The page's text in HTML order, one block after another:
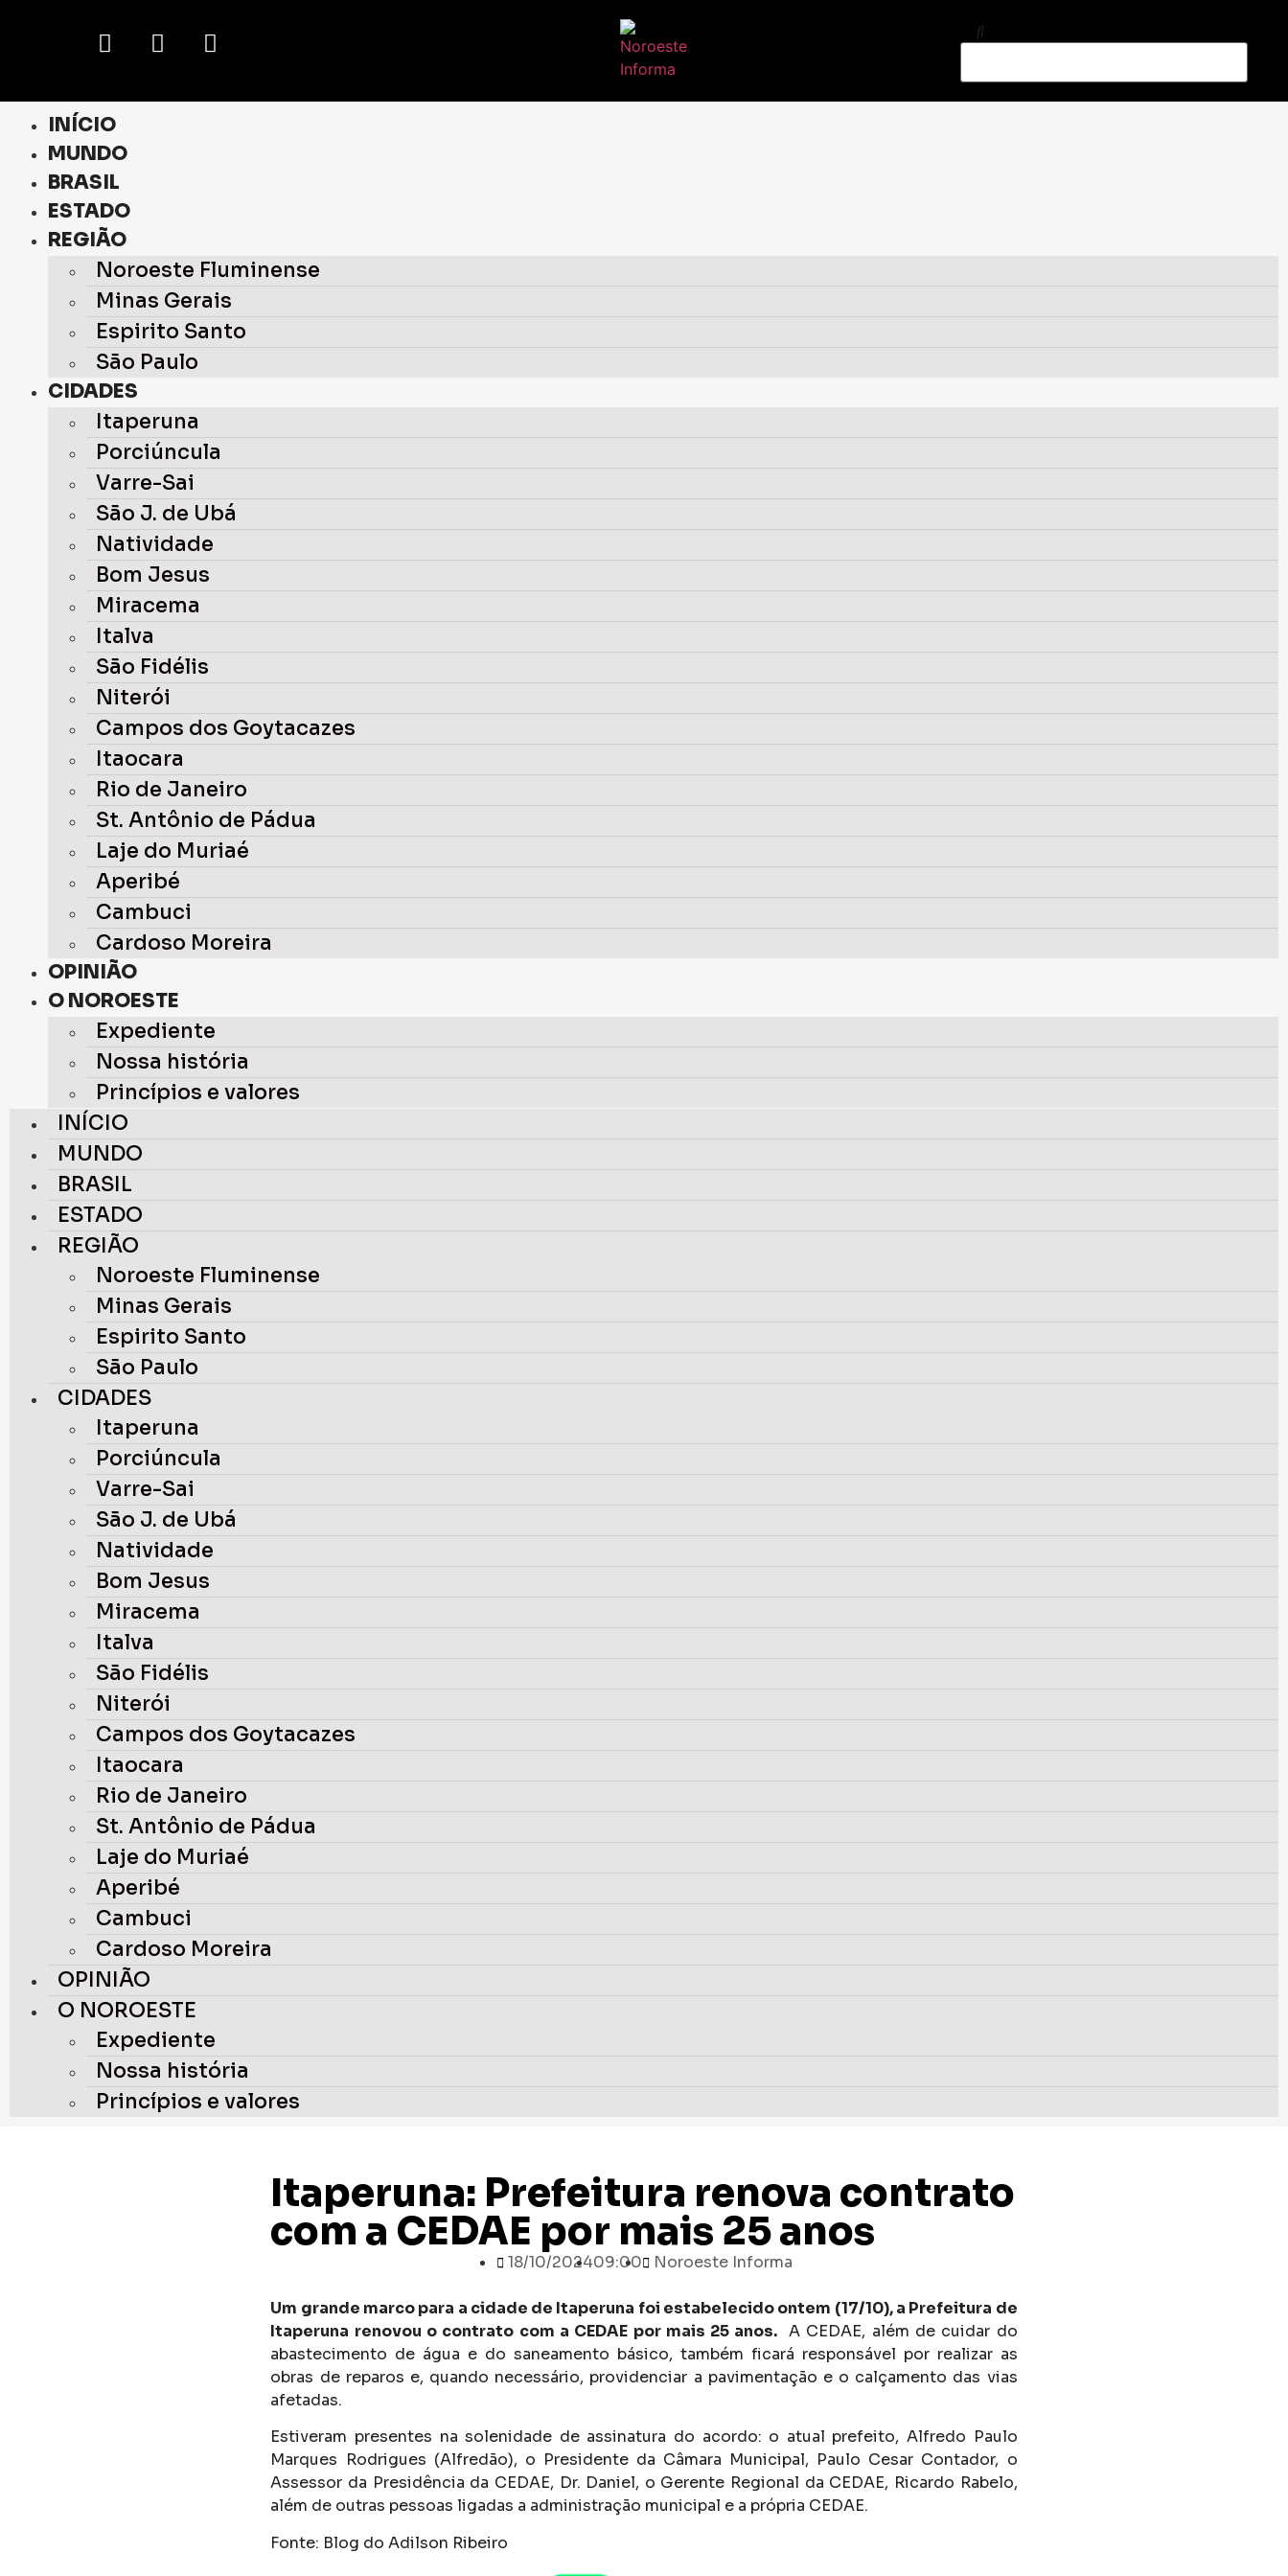
INÍCIO
MUNDO
BRASIL
ESTADO
REGIÃO
Noroeste Fluminense
Minas Gerais
Espirito Santo
São Paulo
CIDADES
Itaperuna
Porciúncula
Varre-Sai
São J. de Ubá
Natividade
Bom Jesus
Miracema
Italva
São Fidélis
Niterói
Campos dos Goytacazes
Itaocara
Rio de Janeiro
St. Antônio de Pádua
Laje do Muriaé
Aperibé
Cambuci
Cardoso Moreira
OPINIÃO
O NOROESTE
Expediente
Nossa história
Princípios e valores
INÍCIO
MUNDO
BRASIL
ESTADO
REGIÃO
Noroeste Fluminense
Minas Gerais
Espirito Santo
São Paulo
CIDADES
Itaperuna
Porciúncula
Varre-Sai
São J. de Ubá
Natividade
Bom Jesus
Miracema
Italva
São Fidélis
Niterói
Campos dos Goytacazes
Itaocara
Rio de Janeiro
St. Antônio de Pádua
Laje do Muriaé
Aperibé
Cambuci
Cardoso Moreira
OPINIÃO
O NOROESTE
Expediente
Nossa história
Princípios e valores
Itaperuna: Prefeitura renova contrato
com a CEDAE por mais 25 anos
18/10/202409:00 Noroeste Informa
Um grande marco para a cidade de Itaperuna foi estabelecido ontem (17/10), a Prefeitura de
Itaperuna renovou o contrato com a CEDAE por mais 25 anos. A CEDAE, além de cuidar do
abastecimento de água e do saneamento básico, também ficará responsável por realizar as
obras de reparos e, quando necessário, providenciar a pavimentação e o calçamento das vias
afetadas.
Estiveram presentes na solenidade de assinatura do acordo: o atual prefeito, Alfredo Paulo
Marques Rodrigues (Alfredão), o Presidente da Câmara Municipal, Paulo Cesar Contador, o
Assessor da Presidência da CEDAE, Dr. Daniel, o Gerente Regional da CEDAE, Ricardo Rabelo,
além de outras pessoas ligadas a administração municipal e a própria CEDAE.
Fonte: Blog do Adilson Ribeiro